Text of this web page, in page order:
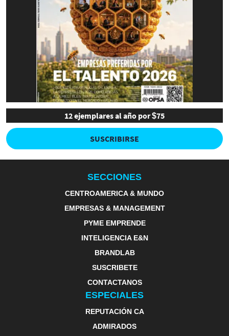
12 ejemplares al año por $75
SUSCRIBIRSE
SECCIONES
CENTROAMERICA & MUNDO
EMPRESAS & MANAGEMENT
PYME EMPRENDE
INTELIGENCIA E&N
BRANDLAB
SUSCRIBETE
CONTACTANOS
ESPECIALES
REPUTACIÓN CA
ADMIRADOS